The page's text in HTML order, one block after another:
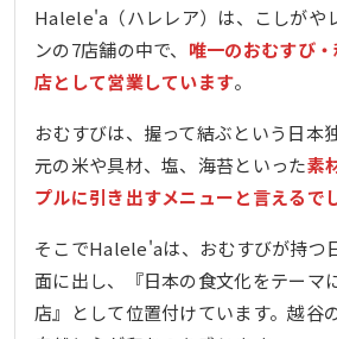
Halele'a（ハレレア）は、こしがや
ンの7店舗の中で、 唯一のおむすび
店として営業しています。
おむすびは、握って結ぶという日本
元の米や具材、塩、海苔といった素
プルに引き出すメニューと言えるで
そこでHalele'aは、おむすびが持つ
面に出し、『日本の食文化をテーマ
店』として位置付けています。越谷